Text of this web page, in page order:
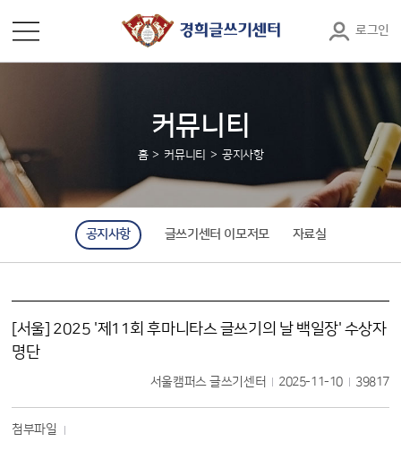
로그인
커뮤니티
홈 커뮤니티 공지사항
공지사항 글쓰기센터 이모저모 자료실
[서울] 2025 '제11회 후마니타스 글쓰기의 날 백일장' 수상자
명단
서울캠퍼스 글쓰기센터 2025-11-10 39817
첨부파일